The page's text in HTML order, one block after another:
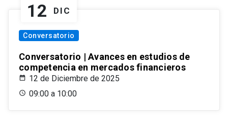
12 DIC
Conversatorio
Conversatorio | Avances en estudios de
competencia en mercados financieros
12 de Diciembre de 2025
09:00 a 10:00